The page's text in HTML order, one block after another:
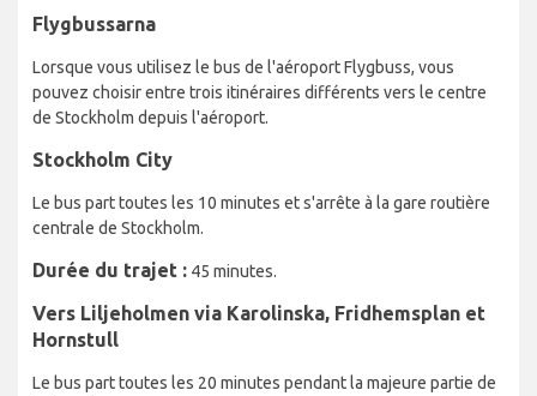
Flygbussarna
Lorsque vous utilisez le bus de l'aéroport Flygbuss, vous
pouvez choisir entre trois itinéraires différents vers le centre
de Stockholm depuis l'aéroport.
Stockholm City
Le bus part toutes les 10 minutes et s'arrête à la gare routière
centrale de Stockholm.
Durée du trajet : 45 minutes.
Vers Liljeholmen via Karolinska, Fridhemsplan et
Hornstull
Le bus part toutes les 20 minutes pendant la majeure partie de